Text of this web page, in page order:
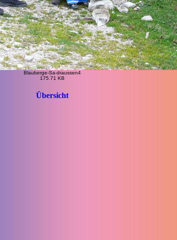
Blauberge-Sa-draussen4
175.71 KB
Übersicht